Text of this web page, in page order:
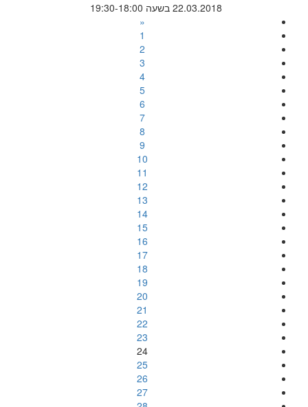
22.03.2018 בשעה 19:30-18:00
«
1
2
3
4
5
6
7
8
9
10
11
12
13
14
15
16
17
18
19
20
21
22
23
24
25
26
27